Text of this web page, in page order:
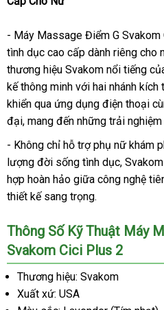
- Máy Massage Điểm G
tình dục cao cấp dành riêng cho
thương hiệu Svakom nổi tiếng
kế thông minh với hai nhánh
khiển qua ứng dụng điện thoại
đại, mang đến những trải
- Không chỉ hỗ trợ phụ nữ khám
lượng đời sống tình dục,
hợp hoàn hảo giữa công nghệ
thiết kế sang trọng.
Thông Số Kỹ Thuật Máy
Svakom Cici Plus 2
Thương hiệu: Svakom
Xuất xứ: USA